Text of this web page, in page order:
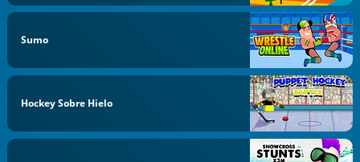
Sumo
Hockey Sobre Hielo